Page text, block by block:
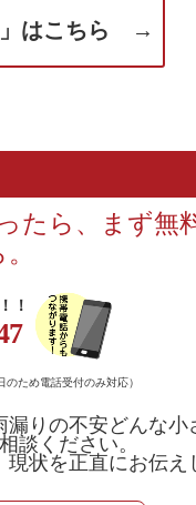
」はこちら →
たら、まず無
！
のため電話受付のみ対応）
漏りの不安どんな小
談ください。
現状を正直にお伝え